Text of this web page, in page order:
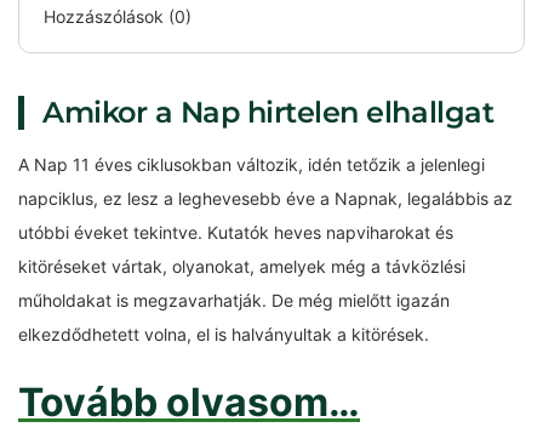
Hozzászólások (0)
Amikor a Nap hirtelen elhallgat
A Nap 11 éves ciklusokban változik, idén tetőzik a jelenlegi
napciklus, ez lesz a leghevesebb éve a Napnak, legalábbis az
utóbbi éveket tekintve. Kutatók heves napviharokat és
kitöréseket vártak, olyanokat, amelyek még a távközlési
műholdakat is megzavarhatják. De még mielőtt igazán
elkezdődhetett volna, el is halványultak a kitörések.
Tovább olvasom…